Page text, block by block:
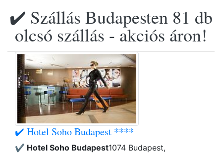
✔️ Szállás Budapesten 81 db
olcsó szállás - akciós áron!
✔️ Hotel Soho Budapest ****
✔️ Hotel Soho Budapest1074 Budapest,